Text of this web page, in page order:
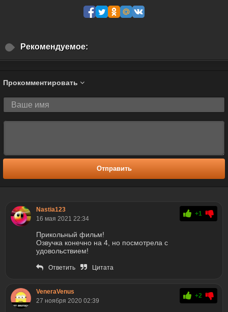
Рекомендуемое:
Прокомментировать
Отправить
Nastia123
16 мая 2021 22:34
+1
Прикольный фильм!
Озвучка конечно на 4, но посмотрела с
удовольствием!
Ответить Цитата
VeneraVenus
27 ноября 2020 02:39
+2